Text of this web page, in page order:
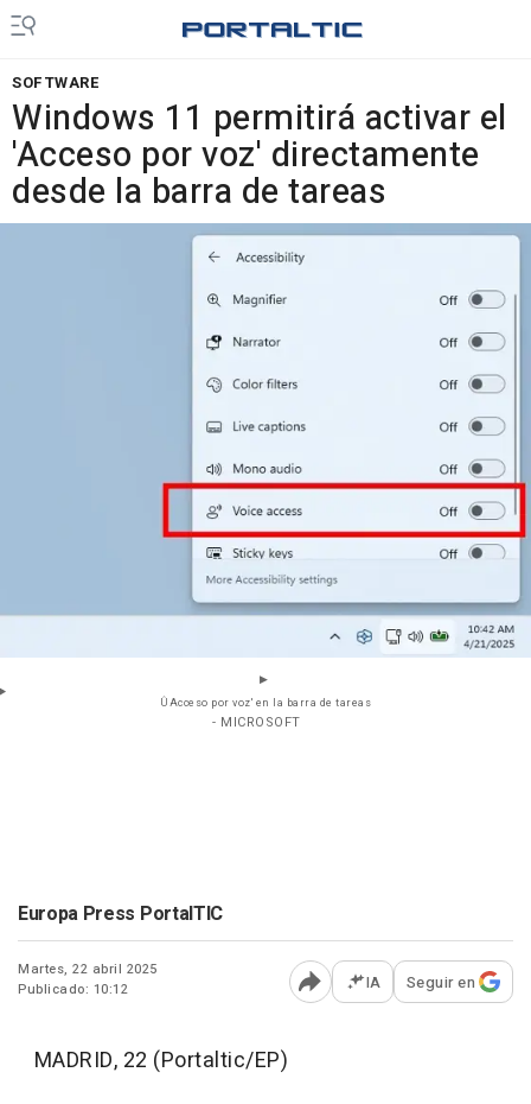
SOFTWARE
Windows 11 permitirá activar el
'Acceso por voz' directamente
desde la barra de tareas
ÛAcceso por voz' en la barra de tareas
- MICROSOFT
Europa Press PortalTIC
Martes, 22 abril 2025
Publicado: 10:12
Abrir opciones para
IA Seguir en
MADRID, 22 (Portaltic/EP)